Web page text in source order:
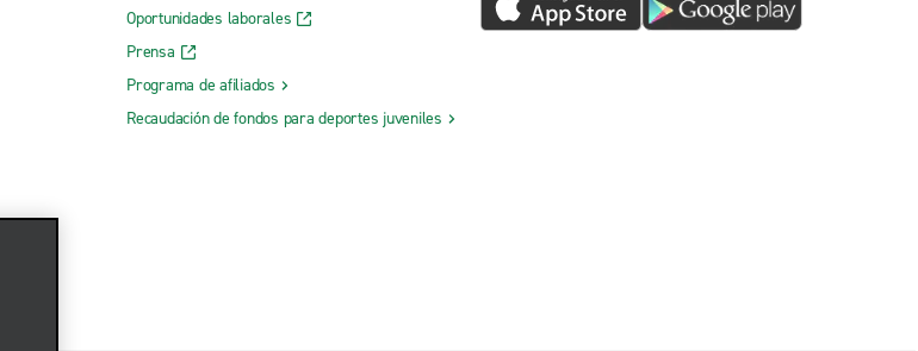
Oportunidades laborales
Prensa
Programa de afiliados
Recaudación de fondos para deportes juveniles